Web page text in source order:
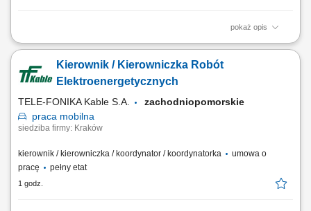
pokaż opis
Miejsce pracy stacjonarnej: Kraków lub Myślenice oraz budowy na
obowiązków Pełnienie funkcji Kierownika Budowy podczas realizacji
obiektów elektroenergetycznych, szczególne budowy linii kablowych
Kierownik / Kierowniczka Robót
Elektroenergetycznych
TELE-FONIKA Kable S.A.
zachodniopomorskie
praca mobilna
siedziba firmy: Kraków
kierownik / kierowniczka / koordynator / koordynatorka
umowa o
pracę
pełny etat
1 godz.